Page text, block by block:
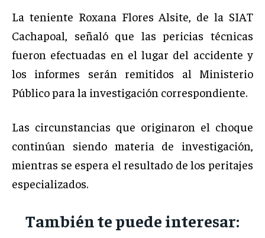
La teniente Roxana Flores Alsite, de la SIAT
Cachapoal, señaló que las pericias técnicas
fueron efectuadas en el lugar del accidente y
los informes serán remitidos al Ministerio
Público para la investigación correspondiente.
Las circunstancias que originaron el choque
continúan siendo materia de investigación,
mientras se espera el resultado de los peritajes
especializados.
También te puede interesar: